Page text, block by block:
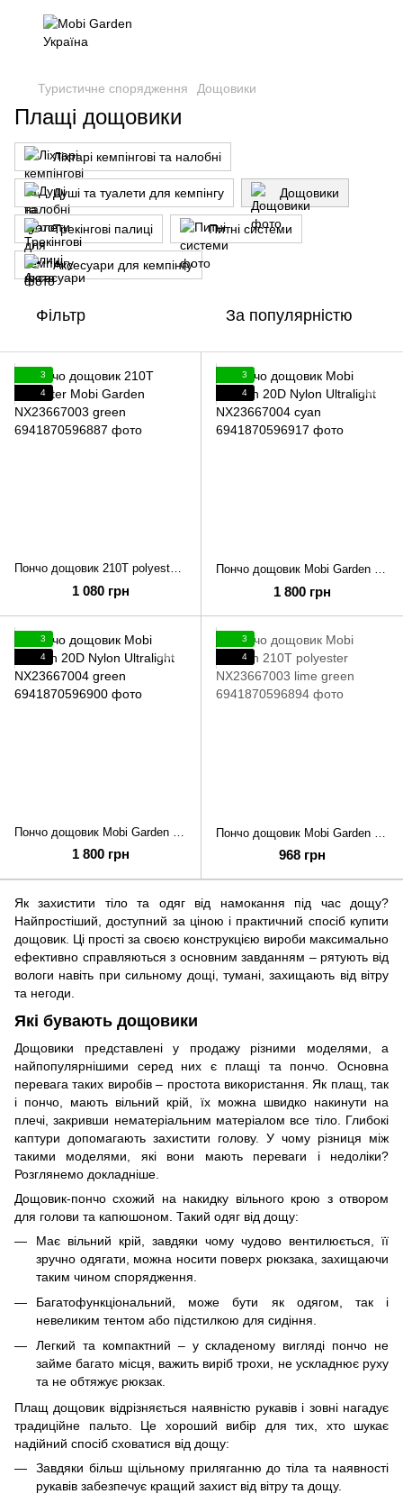
Туристичне спорядження Дощовики
Плащі дощовики
Ліхтарі кемпінгові та налобні
Душі та туалети для кемпінгу Дощовики
Трекінгові палиці Питні системи
Аксесуари для кемпінгу
Фільтр За популярністю
3
4
Пончо дощовик 210T polyester Mobi Garden NX23667003 green
1 080 грн
3
4
Пончо дощовик Mobi Garden 20D Nylon Ultralight NX23667004 cyan
1 800 грн
3
4
1 800 грн
3
4
968 грн
Як захистити тіло та одяг від намокання під час дощу?
Найпростіший, доступний за ціною і практичний спосіб купити
дощовик. Ці прості за своєю конструкцією вироби максимально
ефективно справляються з основним завданням – рятують від
вологи навіть при сильному дощі, тумані, захищають від вітру
та негоди.
Які бувають дощовики
Дощовики представлені у продажу різними моделями, а
найпопулярнішими серед них є плащі та пончо. Основна
перевага таких виробів – простота використання. Як плащ, так
і пончо, мають вільний крій, їх можна швидко накинути на
плечі, закривши нематеріальним матеріалом все тіло. Глибокі
каптури допомагають захистити голову. У чому різниця між
такими моделями, які вони мають переваги і недоліки?
Розглянемо докладніше.
Дощовик-пончо схожий на накидку вільного крою з отвором
для голови та капюшоном. Такий одяг від дощу:
Має вільний крій, завдяки чому чудово вентилюється, її
зручно одягати, можна носити поверх рюкзака, захищаючи
таким чином спорядження.
Багатофункціональний, може бути як одягом, так і
невеликим тентом або підстилкою для сидіння.
Легкий та компактний – у складеному вигляді пончо не
займе багато місця, важить виріб трохи, не ускладнює руху
та не обтяжує рюкзак.
Плащ дощовик відрізняється наявністю рукавів і зовні нагадує
традиційне пальто. Це хороший вибір для тих, хто шукає
надійний спосіб сховатися від дощу:
Завдяки більш щільному приляганню до тіла та наявності
рукавів забезпечує кращий захист від вітру та дощу.